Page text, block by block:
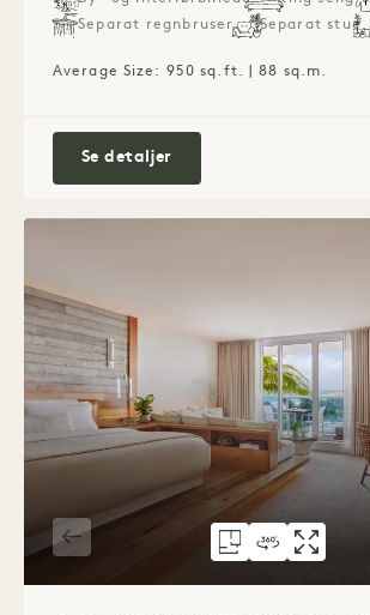
Separat regnbruser
Separat stue
Average Size: 950 sq.ft. | 88 sq.m.
Se detaljerCity View One
GRUNDPLAN
360°-